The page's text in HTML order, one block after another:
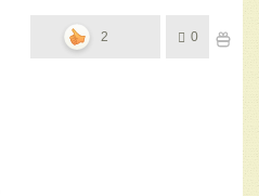
2 0